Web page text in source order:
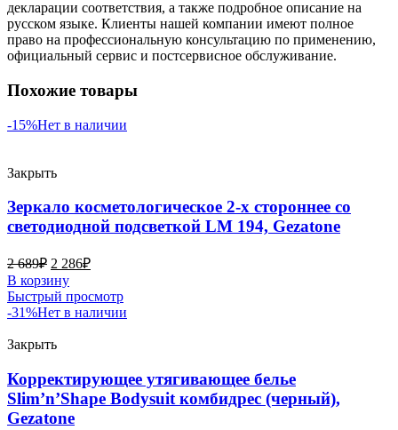
декларации соответствия, а также подробное описание на
русском языке. Клиенты нашей компании имеют полное
право на профессиональную консультацию по применению,
официальный сервис и постсервисное обслуживание.
Похожие товары
-15%Нет в наличии
Закрыть
Зеркало косметологическое 2-х стороннее со
светодиодной подсветкой LM 194, Gezatone
2 689₽ 2 286₽
В корзину
Быстрый просмотр
-31%Нет в наличии
Закрыть
Корректирующее утягивающее белье
Slim’n’Shape Bodysuit комбидрес (черный),
Gezatone